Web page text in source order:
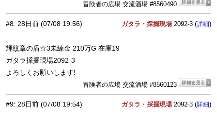
冒険者の広場 交流酒場 #8560490
#8: 28日前 (07/08 19:56) ガタラ・採掘現場2092-3 (詳細)
輝紋章の盾☆3未練金 210万G 在庫19
ガタラ採掘現場2092-3
よろしくお願いします!
冒険者の広場 交流酒場 #8560123
#9: 28日前 (07/08 19:54) ガタラ・採掘現場2092-3 (詳細)